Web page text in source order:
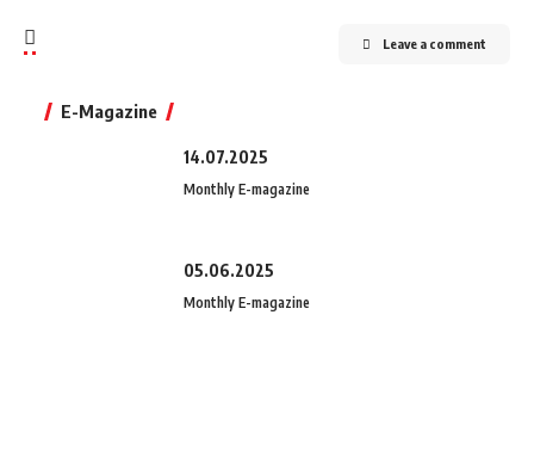
Leave a comment
E-Magazine
14.07.2025
Monthly E-magazine
05.06.2025
Monthly E-magazine